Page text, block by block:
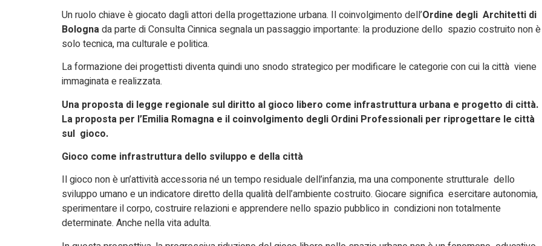
Un ruolo chiave è giocato dagli attori della progettazione urbana. Il coinvolgimento dell’Ordine degli Architetti di
Bolognada parte di Consulta Cinnica segnala un passaggio importante: la produzione dello spazio costruito non è
solo tecnica, ma culturale e politica.
La formazione dei progettisti diventa quindi uno snodo strategico per modificare le categorie con cui la città viene
immaginata e realizzata.
Una proposta di legge regionale sul diritto al gioco libero come infrastruttura urbana e progetto di città.
La proposta per l’Emilia Romagna e il coinvolgimento degli Ordini Professionali per riprogettare le città
sul gioco.
Gioco come infrastruttura dello sviluppo e della città
Il gioco non è un’attività accessoria né un tempo residuale dell’infanzia, ma una componente strutturale dello
sviluppo umano e un indicatore diretto della qualità dell’ambiente costruito. Giocare significa esercitare autonomia,
sperimentare il corpo, costruire relazioni e apprendere nello spazio pubblico in condizioni non totalmente
determinate. Anche nella vita adulta.